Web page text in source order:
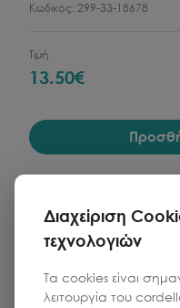
Κωδικός: 299-33-18678
Τιμή
13.50€
Διαχείριση
τεχνολογιών
Τα cookies είναι
λειτουργία του